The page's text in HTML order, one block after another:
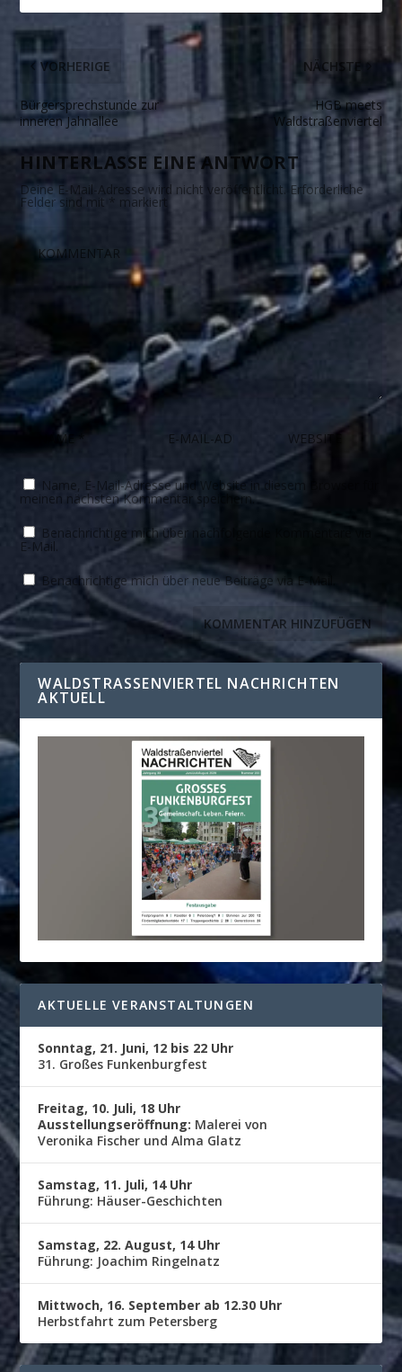
VORHERIGE
Bürgersprechstunde zur
inneren Jahnallee
NÄCHSTE
HGB meets
Waldstraßenviertel
HINTERLASSE EINE ANTWORT
Deine E-Mail-Adresse wird nicht veröffentlicht. Erforderliche
Felder sind mit * markiert
Name, E-Mail-Adresse und Website in diesem Browser für
meinen nächsten Kommentar speichern.
Benachrichtige mich über nachfolgende Kommentare via
E-Mail.
Benachrichtige mich über neue Beiträge via E-Mail.
WALDSTRASSENVIERTEL NACHRICHTEN A
KTUELL
AKTUELLE VERANSTALTUNGEN
Sonntag, 21. Juni, 12 bis 22 Uhr
31. Großes Funkenburgfest
Freitag, 10. Juli, 18 Uhr
Ausstellungseröffnung: Malerei von
Veronika Fischer und Alma Glatz
Samstag, 11. Juli, 14 Uhr
Führung: Häuser-Geschichten
Samstag, 22. August, 14 Uhr
Führung: Joachim Ringelnatz
Mittwoch, 16. September ab 12.30 Uhr
Herbstfahrt zum Petersberg